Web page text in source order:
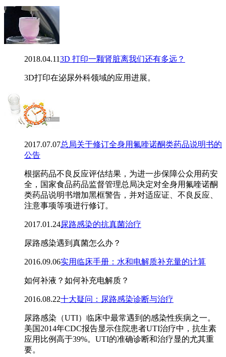
2018.04.113D 打印一颗肾脏离我们还有多远？
3D打印在泌尿外科领域的应用进展。
2017.07.07总局关于修订全身用氟喹诺酮类药品说明书的
公告
根据药品不良反应评估结果，为进一步保障公众用药安
全，国家食品药品监督管理总局决定对全身用氟喹诺酮
类药品说明书增加黑框警告，并对适应证、不良反应、
注意事项等项进行修订。
2017.01.24尿路感染的抗真菌治疗
尿路感染遇到真菌怎么办？
2016.09.06实用临床手册：水和电解质补充量的计算
如何补液？如何补充电解质？
2016.08.22十大疑问：尿路感染诊断与治疗
尿路感染（UTI）临床中最常遇到的感染性疾病之一。
美国2014年CDC报告显示住院患者UTI治疗中，抗生素
应用比例高于39%。UTI的准确诊断和治疗显的尤其重
要。